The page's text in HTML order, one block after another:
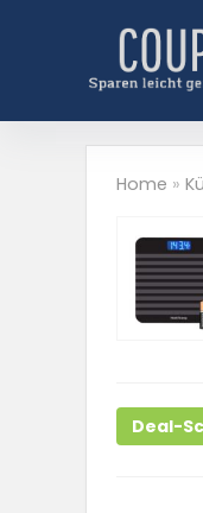
Home »
Deal-